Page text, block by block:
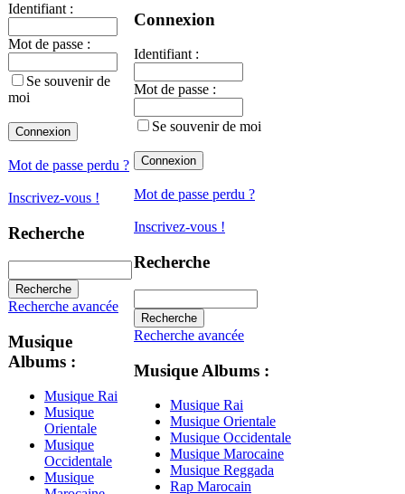
Identifiant :
Mot de passe :
Se souvenir de
moi
Mot de passe perdu ?
Inscrivez-vous !
Recherche
Recherche avancée
Musique
Albums :
Musique Rai
Musique
Orientale
Musique
Occidentale
Musique
Connexion
Identifiant :
Mot de passe :
Se souvenir de moi
Mot de passe perdu ?
Inscrivez-vous !
Recherche
Recherche avancée
Musique Albums :
Musique Rai
Musique Orientale
Musique Occidentale
Musique Marocaine
Musique Reggada
Rap Marocain